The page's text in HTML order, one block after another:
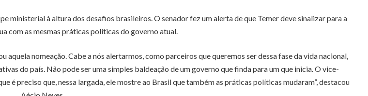
ministerial à altura dos desafios brasileiros. O senador fez um alerta de que Temer deve sinalizar para a
com as mesmas práticas políticas do governo atual.
nomeação. Cabe a nós alertarmos, como parceiros que queremos ser dessa fase da vida nacional,
do país. Não pode ser uma simples baldeação de um governo que finda para um que inicia. O vice-
é preciso que, nessa largada, ele mostre ao Brasil que também as práticas políticas mudaram”, destacou